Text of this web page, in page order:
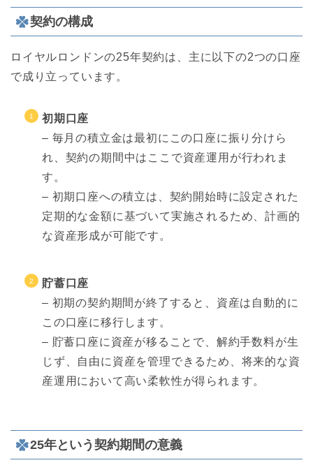
契約の構成
ロイヤルロンドンの25年契約は、主に以下の2つの口座
で成り立っています。
初期口座
– 毎月の積立金は最初にこの口座に振り分けら
れ、契約の期間中はここで資産運用が行われま
す。
– 初期口座への積立は、契約開始時に設定された
定期的な金額に基づいて実施されるため、計画的
な資産形成が可能です。
貯蓄口座
– 初期の契約期間が終了すると、資産は自動的に
この口座に移行します。
– 貯蓄口座に資産が移ることで、解約手数料が生
じず、自由に資産を管理できるため、将来的な資
産運用において高い柔軟性が得られます。
25年という契約期間の意義